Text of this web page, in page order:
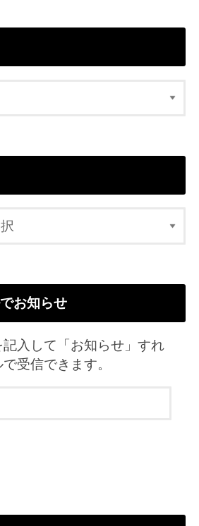
お知らせ
記入して「お知らせ」すれ
受信できます。